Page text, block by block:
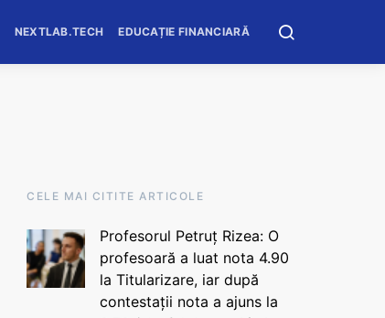
NEXTLAB.TECH EDUCAȚIE FINANCIARĂ
CELE MAI CITITE ARTICOLE
Profesorul Petruț Rizea: O
profesoară a luat nota 4.90
la Titularizare, iar după
contestații nota a ajuns la